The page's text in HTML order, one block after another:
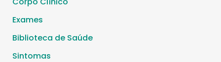
Exames
Biblioteca de Saúde
Sintomas